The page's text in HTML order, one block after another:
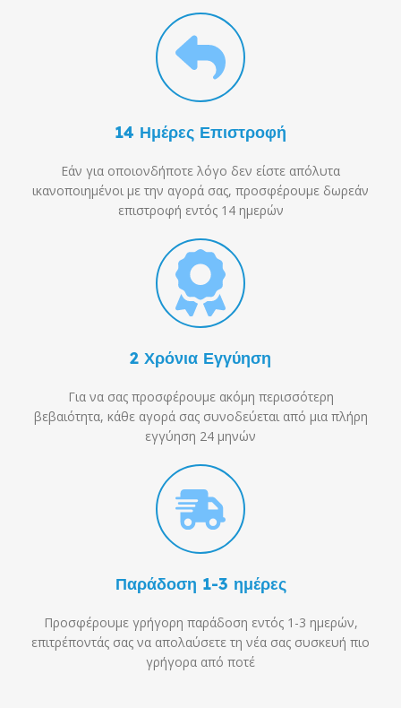
14 Ημέρες Επιστροφή
Εάν για οποιονδήποτε λόγο δεν είστε απόλυτα
ικανοποιημένοι με την αγορά σας, προσφέρουμε δωρεάν
επιστροφή εντός 14 ημερών
2 Χρόνια Εγγύηση
Για να σας προσφέρουμε ακόμη περισσότερη
βεβαιότητα, κάθε αγορά σας συνοδεύεται από μια πλήρη
εγγύηση 24 μηνών
Παράδοση 1-3 ημέρες
Προσφέρουμε γρήγορη παράδοση εντός 1-3 ημερών,
επιτρέποντάς σας να απολαύσετε τη νέα σας συσκευή πιο
γρήγορα από ποτέ